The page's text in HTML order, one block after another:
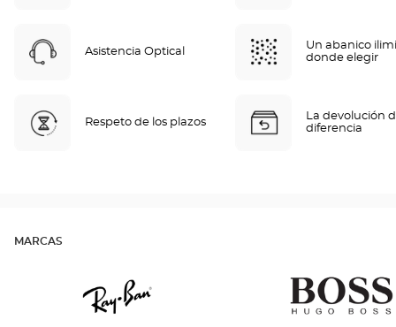
Asistencia Optical
Un abanico
donde elegir
Respeto de los plazos
La devolución
diferencia
MARCAS